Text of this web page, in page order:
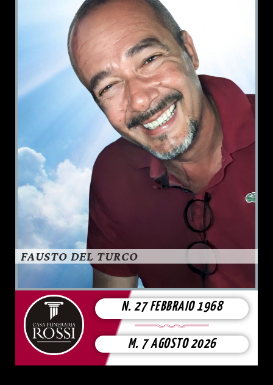
FAUSTO DEL TURCO
N. 27 FEBBRAIO 1968
M. 7 AGOSTO 2026